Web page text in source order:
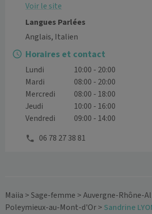
Voir le site
Langues Parlées
Anglais, Italien
Horaires et contact
Lundi
10:00 - 20:00
Mardi
08:00 - 20:00
Mercredi
08:00 - 18:00
Jeudi
10:00 - 16:00
Vendredi
09:00 - 14:00
06 78 27 38 81
Maiia >Sage-femme >Auvergne-Rhône-
Poleymieux-au-Mont-d'Or> Sandrine